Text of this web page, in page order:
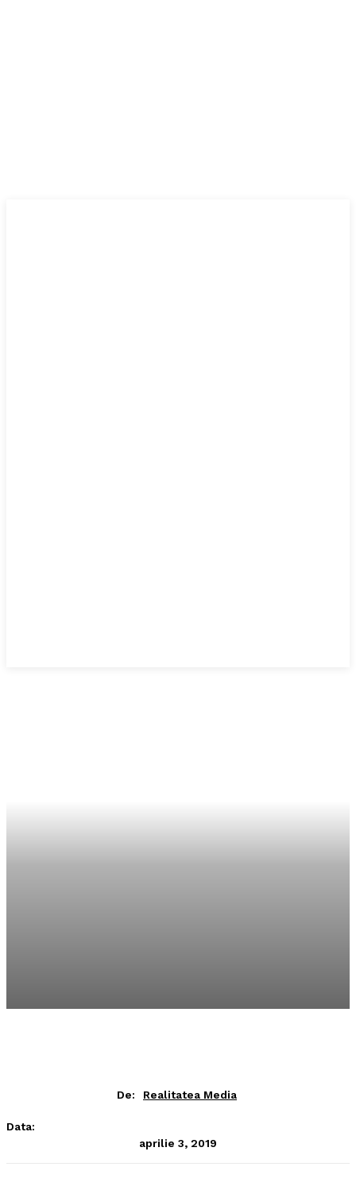
De: Realitatea Media
Data:
aprilie 3, 2019